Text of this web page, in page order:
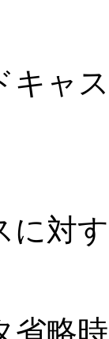
キャ
に対
省略